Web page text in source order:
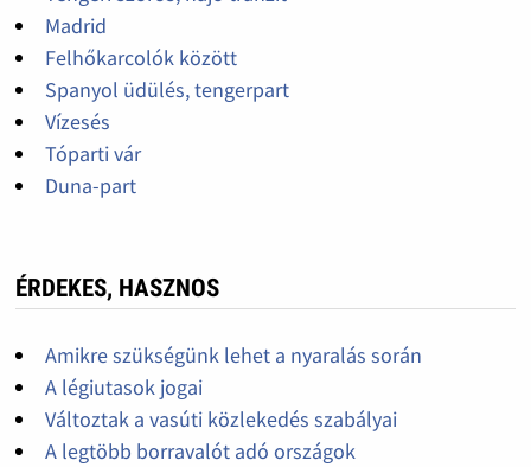
Madrid
Felhőkarcolók között
Spanyol üdülés, tengerpart
Vízesés
Tóparti vár
Duna-part
ÉRDEKES, HASZNOS
Amikre szükségünk lehet a nyaralás során
A légiutasok jogai
Változtak a vasúti közlekedés szabályai
A legtöbb borravalót adó országok